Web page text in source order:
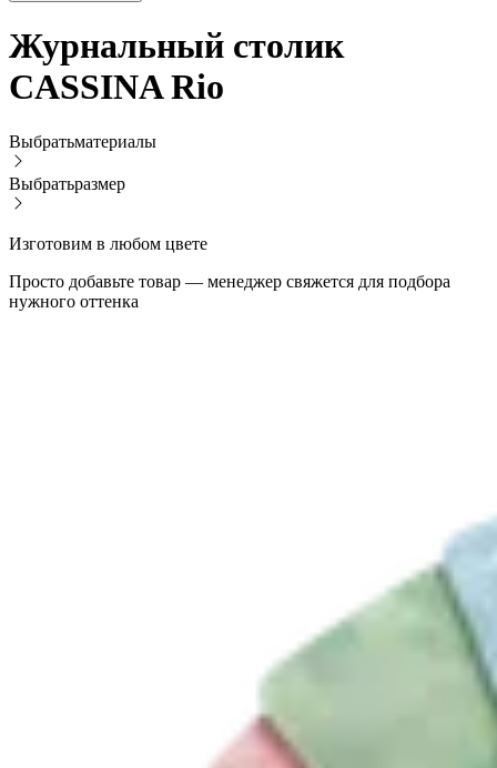
Журнальный столик
CASSINA Rio
Выбратьматериалы
Выбратьразмер
Изготовим в любом цвете
Просто добавьте товар — менеджер свяжется для подбора
нужного оттенка